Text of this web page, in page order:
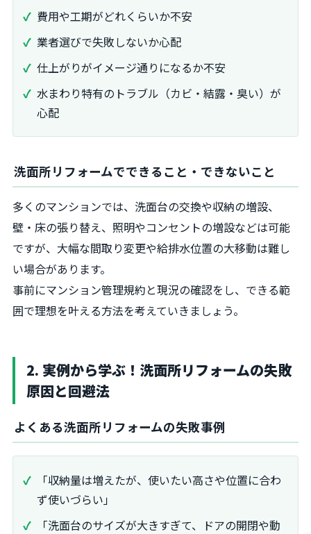
費用や工期がどれくらいか不安
業者選びで失敗しないか心配
仕上がりがイメージ通りになるか不安
水まわり特有のトラブル（カビ・結露・臭い）が
心配
洗面所リフォームでできること・できないこと
多くのマンションでは、洗面台の交換や収納の増設、
壁・床の張り替え、照明やコンセントの増設などは可能
ですが、大幅な間取り変更や給排水位置の大移動は難し
い場合があります。
事前にマンション管理規約と現況の確認をし、できる範
囲で理想を叶える方法を考えていきましょう。
2. 実例から学ぶ！洗面所リフォームの失敗
原因と回避法
よくある洗面所リフォームの失敗事例
「収納量は増えたが、使いたい高さや位置に合わ
ず使いづらい」
「洗面台のサイズが大きすぎて、ドアの開閉や動